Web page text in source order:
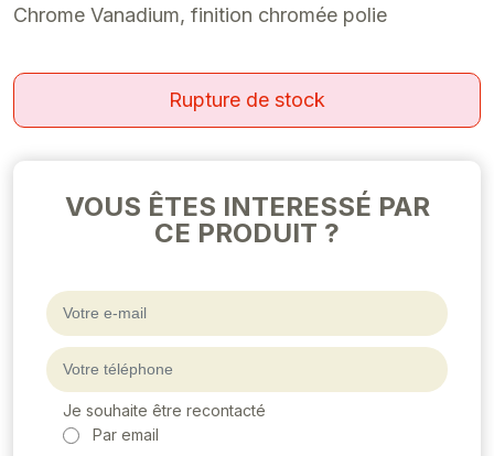
Chrome Vanadium, finition chromée polie
Rupture de stock
VOUS ÊTES INTERESSÉ PAR
CE PRODUIT ?
Je souhaite être recontacté
Par email